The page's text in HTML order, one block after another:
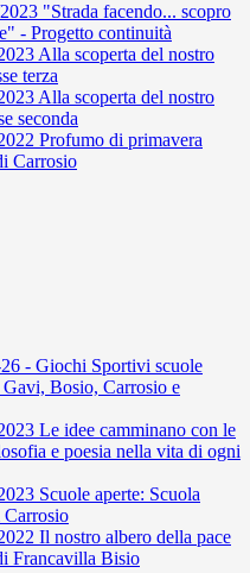
"Strada facendo... scopro
- Progetto continuità
Alla scoperta del nostro
terza
Alla scoperta del nostro
seconda
Profumo di primavera
Carrosio
- Giochi Sportivi scuole
Bosio, Carrosio e
Le idee camminano con le
e poesia nella vita di ogni
Scuole aperte: Scuola
Il nostro albero della pace
Francavilla Bisio